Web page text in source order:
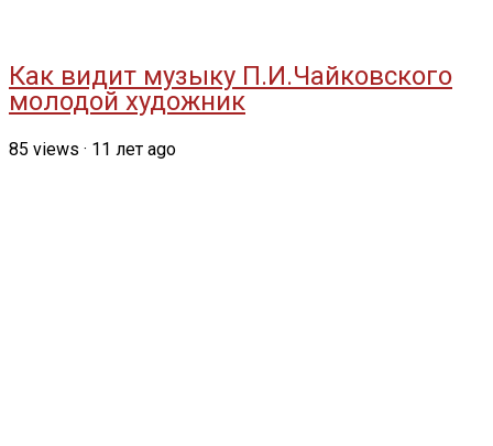
Как видит музыку П.И.Чайковского
молодой художник
85 views · 11 лет ago